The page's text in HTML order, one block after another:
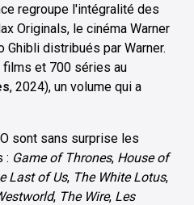
regroupe l'intégralité des
Originals, le cinéma Warner
Ghibli distribués par Warner.
films et 700 séries au
, 2024), un volume qui a
sont sans surprise les
: Game of Thrones, House of
Last of Us, The White Lotus,
, The Wire, Les